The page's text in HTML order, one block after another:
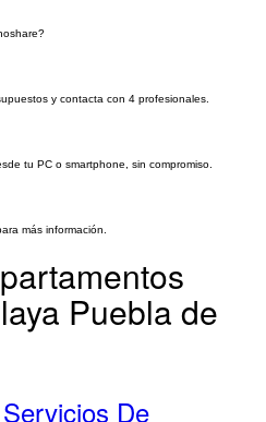
y contacta con 4 profesionales.
tu PC o smartphone, sin compromiso.
más información.
Puebla de
De